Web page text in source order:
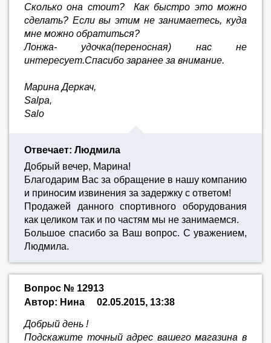
Сколько она стоит? Как быстро это можно
сделать? Если вы этим не занимаетесь, куда
мне можно обратиться?
Лонжа- удочка(переносная) нас не
интересует.Спасибо заранее за внимание.
Марина Деркач,
Salpa,
Salo
Отвечает: Людмила
Добрый вечер, Марина!
Благодарим Вас за обращение в нашу компанию
и приносим извинения за задержку с ответом!
Продажей данного спортивного оборудования
как целиком так и по частям мы не занимаемся.
Большое спасибо за Ваш вопрос. С уважением,
Людмила.
Вопрос № 12913
Автор: Нина
02.05.2015, 13:38
Добрый день !
Подскажите точный адрес вашего магазина в